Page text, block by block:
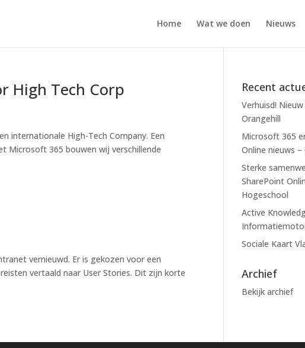
Home Wat we doen Nieuws
High Tech Corp
internationale High-Tech Company. Een
Microsoft 365 bouwen wij verschillende
vernieuwd. Er is gekozen voor een
vertaald naar User Stories. Dit zijn korte
Recent
Verhuisd!
Orangehill
Microsoft 365
Online nieuws –
Sterke
SharePoint
Hogeschool
Active
Sociale Kaart
Archief
Bekijk archief